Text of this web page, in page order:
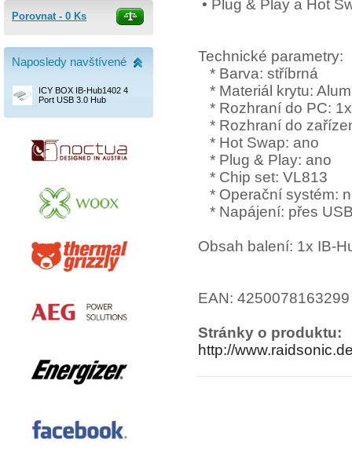
• Plug & Play a Hot
Technické parametry:
* Barva: stříbrná
* Materiál krytu:
* Rozhraní do PC:
* Rozhraní do
* Hot Swap: ano
* Plug & Play: ano
* Chip set: VL813
* Operační systém:
* Napájení: přes
Obsah balení: 1x IB-
EAN: 4250078163299
Stránky o produktu:
http://
Porovnat - 0 Ks
Naposledy navštívené
ICY BOX IB-Hub1402 4
Port USB 3.0 Hub